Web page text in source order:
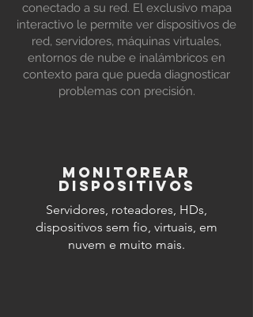
conectado a su red. El exclusivo mapa
interactivo le permite ver dispositivos de
red, servidores, máquinas virtuales,
entornos de nube e inalámbricos en
contexto para que pueda diagnosticar
problemas con precisión.
monitorear
dispositivos
Servidores, roteadores, HDs,
dispositivos sem fio, virtuais, em
nuvem e muito mais.